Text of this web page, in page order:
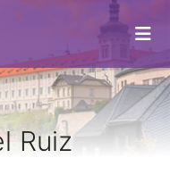
Ruiz